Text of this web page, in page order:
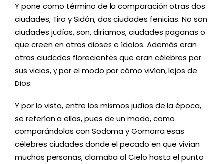
Y pone como término de la comparación otras dos
ciudades, Tiro y Sidón, dos ciudades fenicias. No son
ciudades judías, son, diríamos, ciudades paganas o
que creen en otros dioses e ídolos. Además eran
otras ciudades florecientes que eran célebres por
sus vicios, y por el modo por cómo vivían, lejos de
Dios.
Y por lo visto, entre los mismos judíos de la época,
se referían a ellas, pues de un modo, como
comparándolas con Sodoma y Gomorra esas
célebres ciudades donde el pecado en que vivían
muchas personas, clamaba al Cielo hasta el punto